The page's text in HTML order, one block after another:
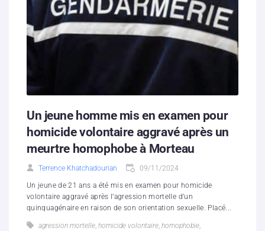
Un jeune homme mis en examen pour
homicide volontaire aggravé après un
meurtre homophobe à Morteau
Terrence Khatchadourian 09/11/2024
Un jeune de 21 ans a été mis en examen pour homicide
volontaire aggravé après l’agression mortelle d’un
quinquagénaire en raison de son orientation sexuelle. Placé...
agression mortelle, homicide volontaire, homophobie,